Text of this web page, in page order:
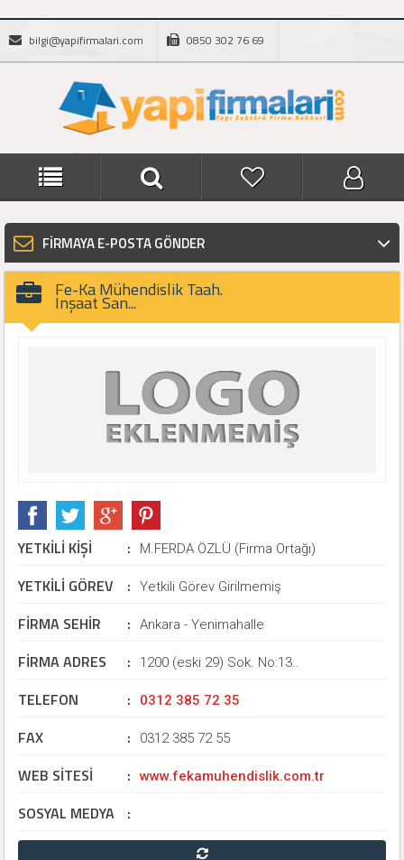
bilgi@yapifirmalari.com 0850 302 76 69
FİRMAYA E-POSTA GÖNDER
Fe-Ka Mühendislik Taah.
Inşaat San...
YETKİLİ KİŞİ : M.FERDA ÖZLÜ (Firma Ortağı)
YETKİLİ GÖREV : Yetkili Görev Girilmemiş
FİRMA SEHİR : Ankara - Yenimahalle
FİRMA ADRES : 1200 (eski 29) Sok. No:13..
TELEFON : 0312 385 72 35
FAX : 0312 385 72 55
WEB SİTESİ : www.fekamuhendislik.com.tr
SOSYAL MEDYA :